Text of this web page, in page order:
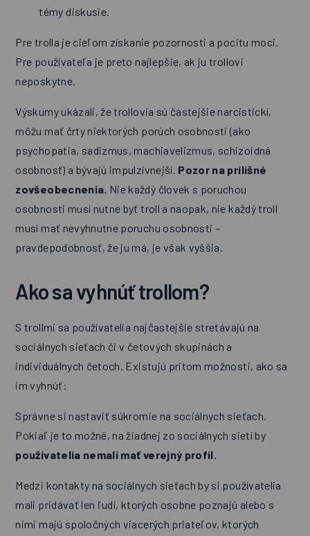
témy diskusie.
Pre trolla je cieľom získanie pozornosti a pocitu moci.
Pre používateľa je preto najlepšie, ak ju trollovi
neposkytne.
Výskumy ukázali, že trollovia sú častejšie narcistickí,
môžu mať črty niektorých porúch osobnosti (ako
psychopatia, sadizmus, machiavelizmus, schizoidná
osobnosť) a bývajú impulzívnejší. Pozor na prílišné
zovšeobecnenia. Nie každý človek s poruchou
osobnosti musí nutne byť troll a naopak, nie každý troll
musí mať nevyhnutne poruchu osobnosti –
pravdepodobnosť, že ju má, je však vyššia.
Ako sa vyhnúť trollom?
S trollmi sa používatelia najčastejšie stretávajú na
sociálnych sieťach či v četových skupinách a
individuálnych četoch. Existujú pritom možnosti, ako sa
im vyhnúť:
Správne si nastaviť súkromie na sociálnych sieťach.
Pokiaľ je to možné, na žiadnej zo sociálnych sietí by
používatelia nemali mať verejný profil.
Medzi kontakty na sociálnych sieťach by si používatelia
mali pridávať len ľudí, ktorých osobne poznajú alebo s
nimi majú spoločných viacerých priateľov, ktorých